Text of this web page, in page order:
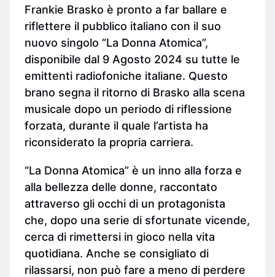
Frankie Brasko è pronto a far ballare e
riflettere il pubblico italiano con il suo
nuovo singolo “La Donna Atomica”,
disponibile dal 9 Agosto 2024 su tutte le
emittenti radiofoniche italiane. Questo
brano segna il ritorno di Brasko alla scena
musicale dopo un periodo di riflessione
forzata, durante il quale l’artista ha
riconsiderato la propria carriera.
“La Donna Atomica” è un inno alla forza e
alla bellezza delle donne, raccontato
attraverso gli occhi di un protagonista
che, dopo una serie di sfortunate vicende,
cerca di rimettersi in gioco nella vita
quotidiana. Anche se consigliato di
rilassarsi, non può fare a meno di perdere